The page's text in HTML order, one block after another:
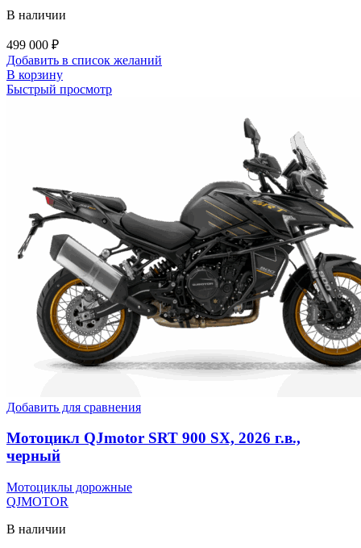
В наличии
499 000 ₽
Добавить в список желаний
В корзину
Быстрый просмотр
Добавить для сравнения
Мотоцикл QJmotor SRT 900 SX, 2026 г.в.,
черный
Мотоциклы дорожные
QJMOTOR
В наличии